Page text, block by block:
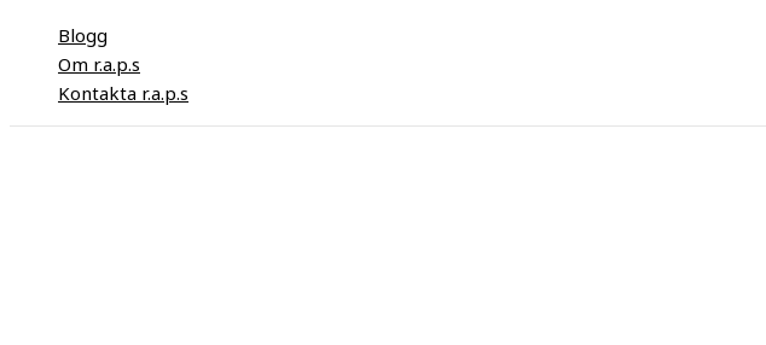
Blogg
Om r.a.p.s
Kontakta r.a.p.s